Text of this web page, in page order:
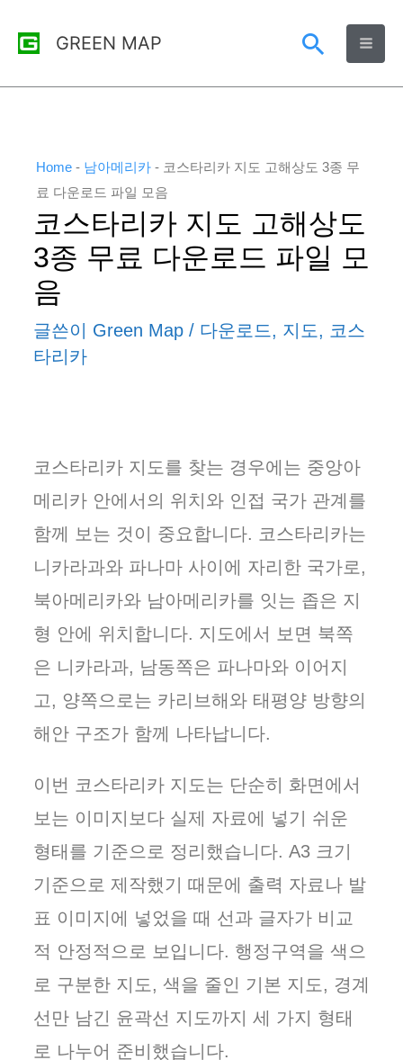
GREEN MAP
검
색
Home - 남아메리카 - 코스타리카 지도 고해상도 3종 무
료 다운로드 파일 모음
코스타리카 지도 고해상도
3종 무료 다운로드 파일 모
음
글쓴이 Green Map / 다운로드, 지도, 코스
타리카
코스타리카 지도를 찾는 경우에는 중앙아
메리카 안에서의 위치와 인접 국가 관계를
함께 보는 것이 중요합니다. 코스타리카는
니카라과와 파나마 사이에 자리한 국가로,
북아메리카와 남아메리카를 잇는 좁은 지
형 안에 위치합니다. 지도에서 보면 북쪽
은 니카라과, 남동쪽은 파나마와 이어지
고, 양쪽으로는 카리브해와 태평양 방향의
해안 구조가 함께 나타납니다.
이번 코스타리카 지도는 단순히 화면에서
보는 이미지보다 실제 자료에 넣기 쉬운
형태를 기준으로 정리했습니다. A3 크기
기준으로 제작했기 때문에 출력 자료나 발
표 이미지에 넣었을 때 선과 글자가 비교
적 안정적으로 보입니다. 행정구역을 색으
로 구분한 지도, 색을 줄인 기본 지도, 경계
선만 남긴 윤곽선 지도까지 세 가지 형태
로 나누어 준비했습니다.